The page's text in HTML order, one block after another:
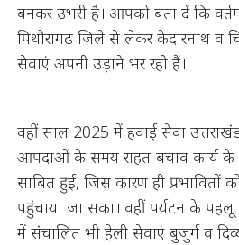
बनकर उभरी है। आपको बता दें कि
पिथौरागढ़ जिले से लेकर केदारनाथ व
सेवाएं अपनी उड़ाने भर रही हैं।
वहीं साल 2025 में हवाई सेवा
आपदाओं के समय राहत-बचाव कार्य
साबित हुई, जिस कारण ही प्रभावितों
पहुंचाया जा सका। वहीं पर्यटन के
में संचालित भी हेली सेवाएं बुजुर्ग व